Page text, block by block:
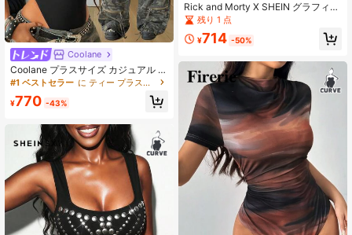
Coolane
Coolane プラスサイズ カジュアル 無
地 半袖 ボディスーツ
#1 ベストセラー に ティー プラスサイズのジャンプスーツとボディスーツ
¥770 -43%
Rick and Morty X SHEIN グラフィテ
ィ、星、ラインのプリントメッシュ
パッチワーク ルーズな半袖ボディス
ーツ、プラスサイズ
残り 1 点
¥714 -50%